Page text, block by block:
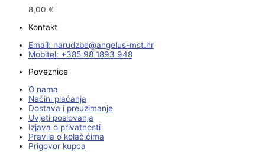
8,00 €
Kontakt
Email:
rh.tsm-sulegna
@ebzduran
Mobitel: +385 98 1893 948
Poveznice
O nama
Načini plaćanja
Dostava i preuzimanje
Uvjeti poslovanja
Izjava o privatnosti
Pravila o kolačićima
Prigovor kupca